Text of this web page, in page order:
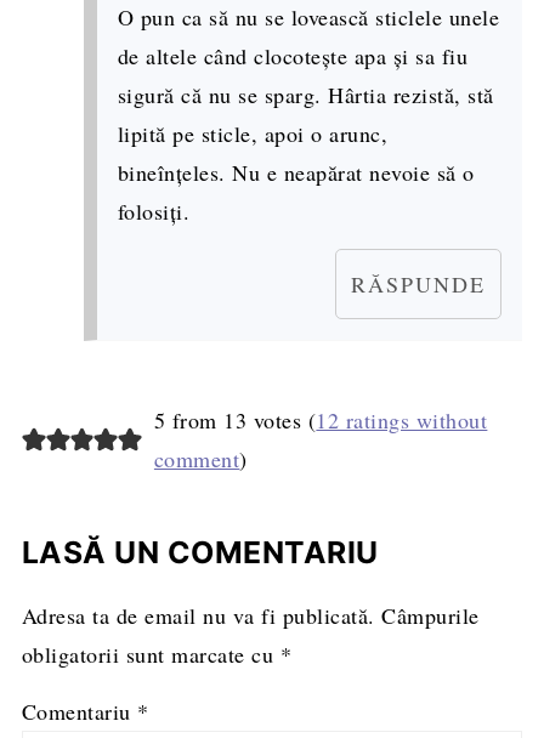
O pun ca să nu se lovească sticlele unele
de altele când clocotește apa și sa fiu
sigură că nu se sparg. Hârtia rezistă, stă
lipită pe sticle, apoi o arunc,
bineînțeles. Nu e neapărat nevoie să o
folosiți.
RĂSPUNDE
5 from 13 votes (12 ratings without
comment)
LASĂ UN COMENTARIU
Adresa ta de email nu va fi publicată. Câmpurile
obligatorii sunt marcate cu *
Comentariu *